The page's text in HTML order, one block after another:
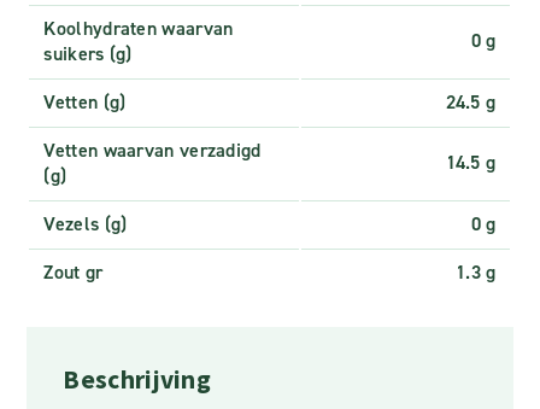
Koolhydraten waarvan
suikers (g)
0 g
Vetten (g)
24.5 g
Vetten waarvan verzadigd
(g)
14.5 g
Vezels (g)
0 g
Zout gr
1.3 g
Beschrijving